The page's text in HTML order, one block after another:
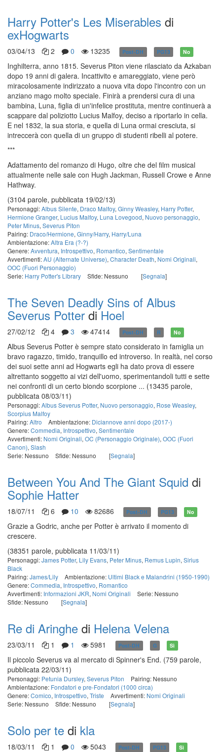
Harry Potter's Les Miserables di
exHogwarts
03/04/13 2 0 13235 Post-DH PG13 No
Inghilterra, anno 1815. Severus Piton viene rilasciato da Azkaban
dopo 19 anni di galera. Incattivito e amareggiato, viene però
miracolosamente indirizzato a nuova vita dopo l'incontro con un
anziano mago molto speciale. Finirà a prendersi cura di una
bambina, Luna, figlia di un'infelice prostituta, mentre continuerà a
scappare dal poliziotto Lucius Malfoy, deciso a riportarlo in cella.
E nel 1832, la sua storia, e quella di Luna ormai cresciuta, si
intreccerà con quella di un gruppo di studenti ribelli al potere.
***
Adattamento del romanzo di Hugo, oltre che del film musical
attualmente nelle sale con Hugh Jackman, Russell Crowe e Anne
Hathway.
(3104 parole, pubblicata 19/02/13)
Personaggi:Albus Silente, Draco Malfoy, Ginny Weasley, Harry Potter,
Hermione Granger, Lucius Malfoy, Luna Lovegood, Nuovo personaggio,
Peter Minus, Severus Piton
Pairing: Draco/Hermione, Ginny/Harry, Harry/Luna
Ambientazione:Altra Era (?-?)
Genere:Avventura, Introspettivo, Romantico, Sentimentale
Avvertimenti:AU (Alternate Universe), Character Death, Nomi Originali,
OOC (Fuori Personaggio)
Serie: Harry Potter's Library Sfide: Nessuno [Segnala]
The Seven Deadly Sins of Albus
Severus Potter diHoel
27/02/12 4 3 47414 Post-DH R No
Albus Severus Potter è sempre stato considerato in famiglia un
bravo ragazzo, timido, tranquillo ed introverso. In realtà, nel corso
dei suoi sette anni ad Hogwarts egli ha dato prova di essere
altrettanto soggetto ai vizi dell'uomo, sperimentandoli tutti e sette
nei confronti di un certo biondo scorpione ... (13435 parole,
pubblicata 08/03/11)
Personaggi:Albus Severus Potter, Nuovo personaggio, Rose Weasley,
Scorpius Malfoy
Pairing:Altro Ambientazione: Diciannove anni dopo (2017-)
Genere:Commedia, Introspettivo, Sentimentale
Avvertimenti: Nomi Originali, OC (Personaggio Originale), OOC (Fuori
Canon), Slash
Serie: Nessuno
Sfide: Nessuno [Segnala]
Between You And The Giant Squid di
Sophie Hatter
18/07/11 6 10 82686 Post-DH PG13 No
Grazie a Godric, anche per Potter è arrivato il momento di
crescere.
(38351 parole, pubblicata 11/03/11)
Personaggi:James Potter, Lily Evans, Peter Minus, Remus Lupin, Sirius
Black
Pairing:James/Lily Ambientazione: Ultimi Black e Malandrini (1950-1990)
Genere:Commedia, Introspettivo, Romantico
Avvertimenti: Informazioni JKR, Nomi Originali
Serie: Nessuno
Sfide: Nessuno
[Segnala]
Re di Aringhe di Helena Velena
23/03/11 1 1 5981 Post-DH G Sì
Il piccolo Severus va al mercato di Spinner's End. (759 parole,
pubblicata 22/03/11)
Personaggi: Petunia Dursley, Severus Piton
Pairing: Nessuno
Ambientazione: Fondatori e pre-Fondatori (1000 circa)
Genere:Comico, Introspettivo, Triste Avvertimenti: Nomi Originali
Serie: Nessuno
Sfide: Nessuno [Segnala]
Solo per te di kla
18/03/11 1 0 5043 Post-DH PG13 Sì